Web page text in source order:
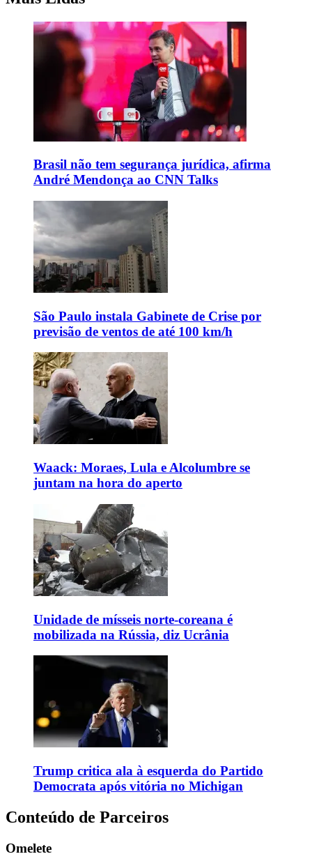
Brasil não tem segurança jurídica, afirma
André Mendonça ao CNN Talks
São Paulo instala Gabinete de Crise por
previsão de ventos de até 100 km/h
Waack: Moraes, Lula e Alcolumbre se
juntam na hora do aperto
Unidade de mísseis norte-coreana é
mobilizada na Rússia, diz Ucrânia
Trump critica ala à esquerda do Partido
Democrata após vitória no Michigan
Conteúdo de Parceiros
Omelete